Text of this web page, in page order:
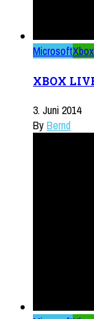
Microsoft
XBOX
3. Juni 2014
ByBernd